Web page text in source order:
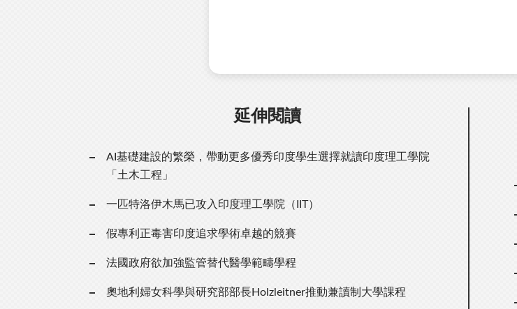
延伸閱讀
AI基礎建設的繁榮，帶動更多優秀印度學生選擇就讀印度理工學院
「土木工程」
一匹特洛伊木馬已攻入印度理工學院（IIT）
假專利正毒害印度追求學術卓越的競賽
法國政府欲加強監管替代醫學範疇學程
奧地利婦女科學與研究部部長Holzleitner推動兼讀制大學課程